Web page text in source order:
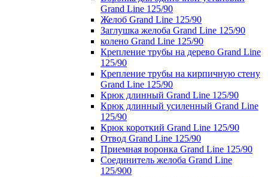
Grand Line 125/90
Желоб Grand Line 125/90
Заглушка желоба Grand Line 125/90
колено Grand Line 125/90
Крепление трубы на дерево Grand Line
125/90
Крепление трубы на кирпичную стену
Grand Line 125/90
Крюк длинный Grand Line 125/90
Крюк длинный усиленный Grand Line
125/90
Крюк короткий Grand Line 125/90
Отвод Grand Line 125/90
Приемная воронка Grand Line 125/90
Соединитель желоба Grand Line
125/900